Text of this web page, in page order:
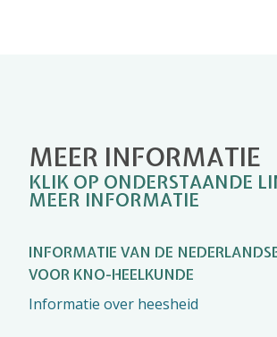
MEER INFORMATIE
KLIK OP ONDERSTAANDE
MEER INFORMATIE
INFORMATIE VAN DE
VOOR KNO-HEELKUNDE
Informatie over heesheid